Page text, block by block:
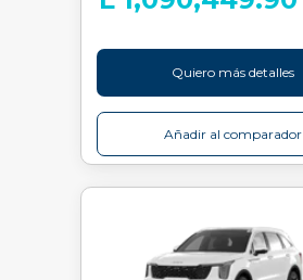
Quiero más detalles
Añadir al comparador